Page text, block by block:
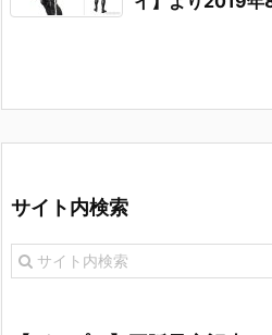
サイト内検索